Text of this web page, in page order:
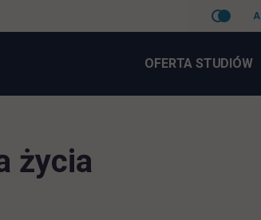
A
nawigacje
OFERTA STUDIÓW
życia